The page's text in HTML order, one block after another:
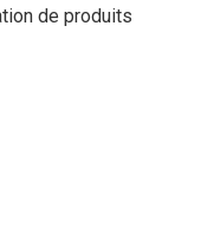
de produits